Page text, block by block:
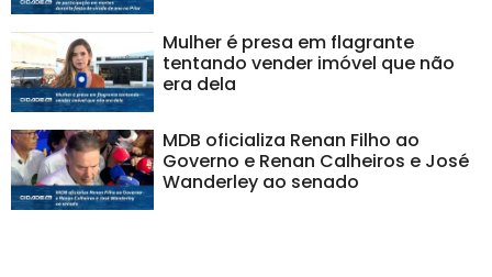
Mulher é presa em flagrante
tentando vender imóvel que não
era dela
MDB oficializa Renan Filho ao
Governo e Renan Calheiros e José
Wanderley ao senado